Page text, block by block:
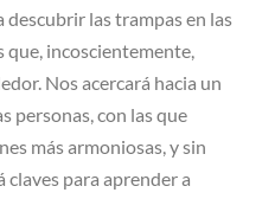
las trampas en las
que, incoscientemente,
Nos acercará hacia un
personas, con las que
más armoniosas, y sin
para aprender a